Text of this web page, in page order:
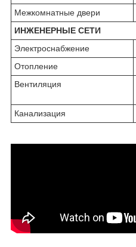
Межкомнатные двери
ИНЖЕНЕРНЫЕ СЕТИ
Электроснабжение
Отопление
Вентиляция
Канализация